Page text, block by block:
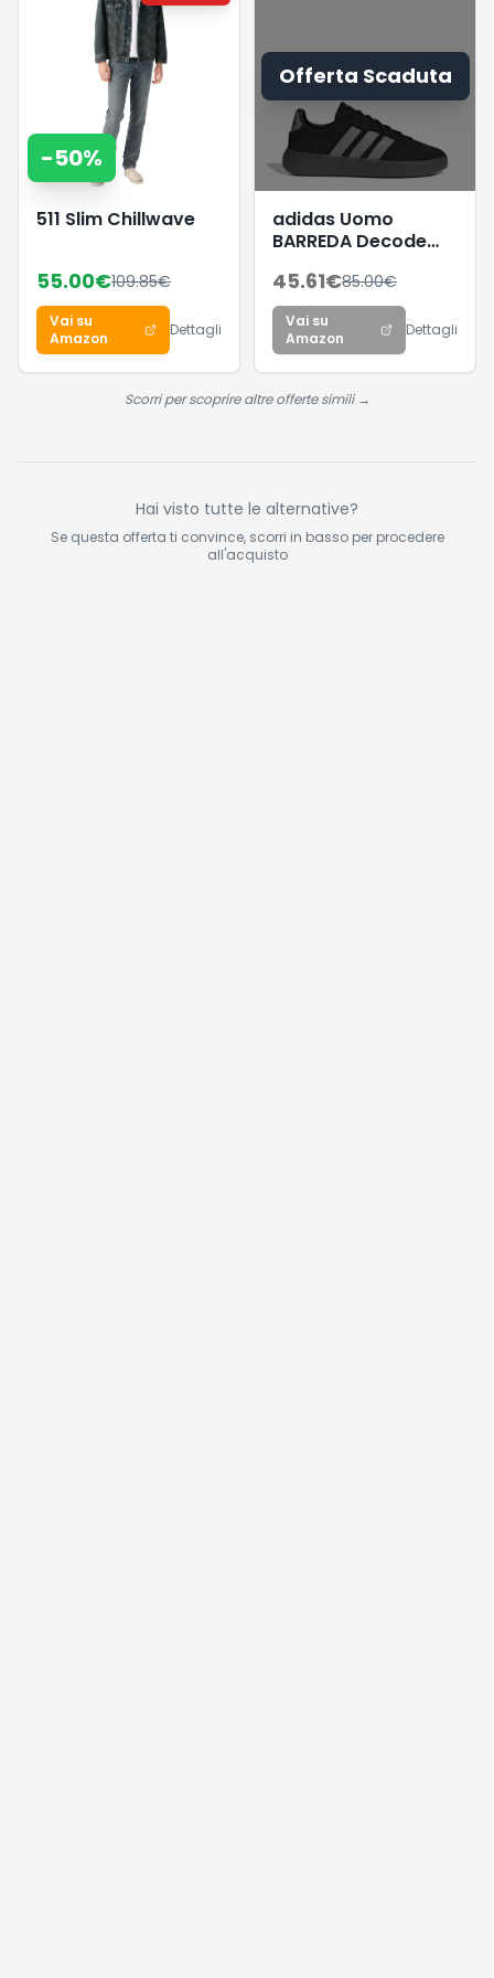
-50%
511 Slim Chillwave
55.00€109.85€
Vai su
Amazon
Dettagli
Offerta Scaduta
adidas Uomo
BARREDA Decode
Black/Lucid
Aquamarine/GUM5,
38 EU
45.61€85.00€
Vai su
Amazon
Dettagli
Scorri per scoprire altre offerte simili →
Hai visto tutte le alternative?
Se questa offerta ti convince, scorri in basso per procedere
all'acquisto